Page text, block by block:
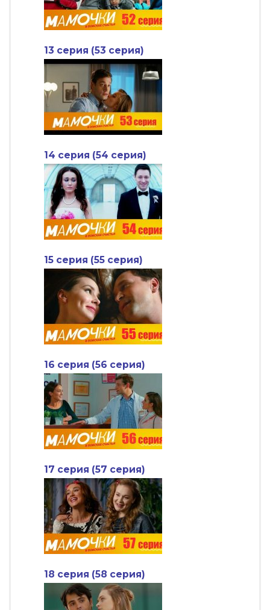
13 серия (53 серия)
14 серия (54 серия)
15 серия (55 серия)
16 серия (56 серия)
17 серия (57 серия)
18 серия (58 серия)